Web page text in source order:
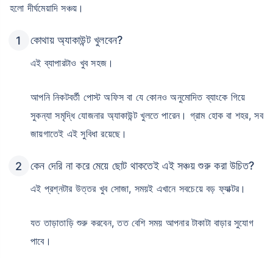
হলো দীর্ঘমেয়াদি সঞ্চয়।
কোথায় অ্যাকাউন্ট খুলবেন?
এই ব্যাপারটাও খুব সহজ।
আপনি নিকটবর্তী পোস্ট অফিস বা যে কোনও অনুমোদিত ব্যাংকে গিয়ে
সুকন্যা সমৃদ্ধি যোজনার অ্যাকাউন্ট খুলতে পারেন। গ্রাম হোক বা শহর, সব
জায়গাতেই এই সুবিধা রয়েছে।
কেন দেরি না করে মেয়ে ছোট থাকতেই এই সঞ্চয় শুরু করা উচিত?
এই প্রশ্নটার উত্তর খুব সোজা, সময়ই এখানে সবচেয়ে বড় ফ্যাক্টর।
যত তাড়াতাড়ি শুরু করবেন, তত বেশি সময় আপনার টাকাটা বাড়ার সুযোগ
পাবে।